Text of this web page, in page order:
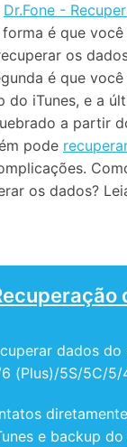
Dr.Fone -
é que
os
é que
do iTunes, e a
a partir
pode
os dados?
dados do
(Plus)/5S/5C/5/
e backup do